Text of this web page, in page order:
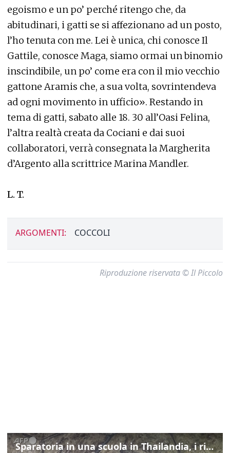
egoismo e un po’ perché ritengo che, da
abitudinari, i gatti se si affezionano ad un posto,
l’ho tenuta con me. Lei è unica, chi conosce Il
Gattile, conosce Maga, siamo ormai un binomio
inscindibile, un po’ come era con il mio vecchio
gattone Aramis che, a sua volta, sovrintendeva
ad ogni movimento in ufficio». Restando in
tema di gatti, sabato alle 18. 30 all’Oasi Felina,
l’altra realtà creata da Cociani e dai suoi
collaboratori, verrà consegnata la Margherita
d’Argento alla scrittrice Marina Mandler.
L. T.
ARGOMENTI: COCCOLI
Riproduzione riservata © Il Piccolo
Sparatoria in una scuola in Thailandia, i rilievi della polizia